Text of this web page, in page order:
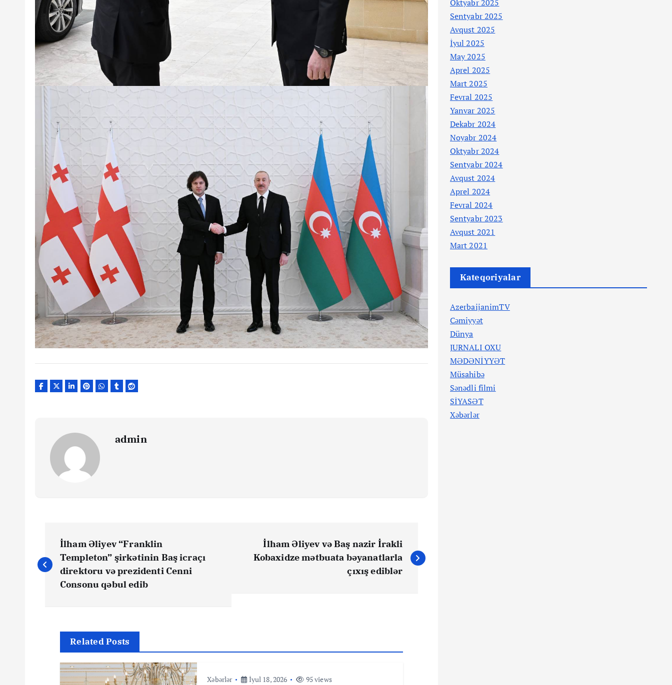
admin
a
İlham Əliyev “Franklin
Templeton” şirkətinin Baş icraçı
direktoru və prezidenti Cenni
Consonu qəbul edib
İlham Əliyev və Baş nazir İrakli
Kobaxidze mətbuata bəyanatlarla
çıxış ediblər
Related Posts
Xəbərlər İyul 18, 2026 95 views
Oktyabr 2025
Sentyabr 2025
Avqust 2025
İyul 2025
May 2025
Aprel 2025
Mart 2025
Fevral 2025
Yanvar 2025
Dekabr 2024
Noyabr 2024
Oktyabr 2024
Sentyabr 2024
Avqust 2024
Aprel 2024
Fevral 2024
Sentyabr 2023
Avqust 2021
Mart 2021
Kateqoriyalar
AzerbaijanimTV
Cəmiyyət
Dünya
JURNALI OXU
MƏDƏNİYYƏT
Müsahibə
Sənədli filmi
SİYASƏT
Xəbərlər